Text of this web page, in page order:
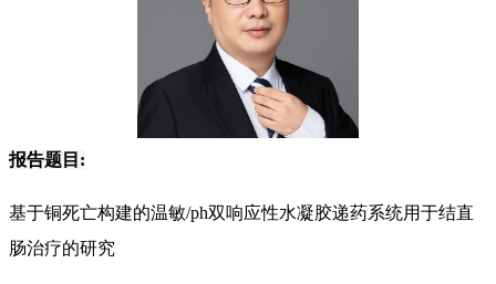
报告题目:
基于铜死亡构建的温敏/ph双响应性水凝胶递药系统用于结直
肠治疗的研究